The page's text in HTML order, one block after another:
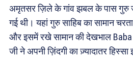
अमृतसर ज़िले के गांव झबल के पास गुरु
गई थी। यहां गुरु साहिब का सामान
और इसमें रखे सामान की देखभाल Baba
जी ने अपनी ज़िंदगी का ज़्यादातर